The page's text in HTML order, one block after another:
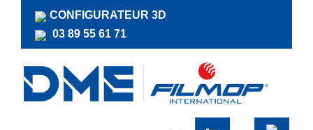
contenu
CONFIGURATEUR 3D
03 89 55 61 71